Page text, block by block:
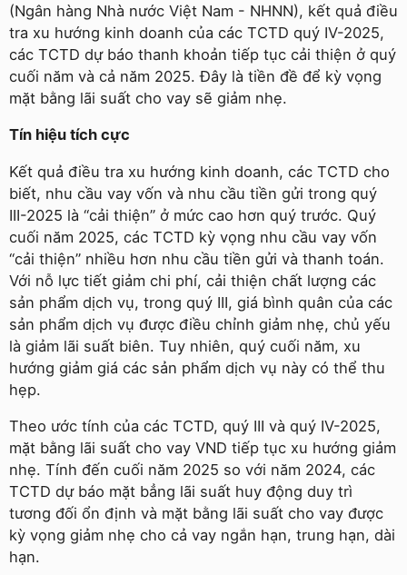
(Ngân hàng Nhà nước Việt Nam - NHNN), kết quả điều
tra xu hướng kinh doanh của các TCTD quý IV-2025,
các TCTD dự báo thanh khoản tiếp tục cải thiện ở quý
cuối năm và cả năm 2025. Đây là tiền đề để kỳ vọng
mặt bằng lãi suất cho vay sẽ giảm nhẹ.
Tín hiệu tích cực
Kết quả điều tra xu hướng kinh doanh, các TCTD cho
biết, nhu cầu vay vốn và nhu cầu tiền gửi trong quý
III-2025 là “cải thiện” ở mức cao hơn quý trước. Quý
cuối năm 2025, các TCTD kỳ vọng nhu cầu vay vốn
“cải thiện” nhiều hơn nhu cầu tiền gửi và thanh toán.
Với nỗ lực tiết giảm chi phí, cải thiện chất lượng các
sản phẩm dịch vụ, trong quý III, giá bình quân của các
sản phẩm dịch vụ được điều chỉnh giảm nhẹ, chủ yếu
là giảm lãi suất biên. Tuy nhiên, quý cuối năm, xu
hướng giảm giá các sản phẩm dịch vụ này có thể thu
hẹp.
Theo ước tính của các TCTD, quý III và quý IV-2025,
mặt bằng lãi suất cho vay VND tiếp tục xu hướng giảm
nhẹ. Tính đến cuối năm 2025 so với năm 2024, các
TCTD dự báo mặt bẳng lãi suất huy động duy trì
tương đối ổn định và mặt bằng lãi suất cho vay được
kỳ vọng giảm nhẹ cho cả vay ngắn hạn, trung hạn, dài
hạn.